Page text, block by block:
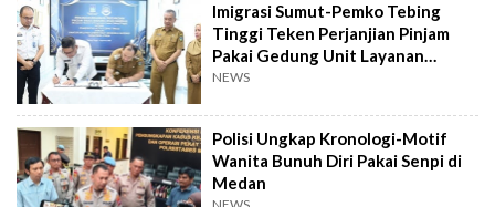
Imigrasi Sumut-Pemko Tebing
Tinggi Teken Perjanjian Pinjam
Pakai Gedung Unit Layanan
Paspor
NEWS
Polisi Ungkap Kronologi-Motif
Wanita Bunuh Diri Pakai Senpi di
Medan